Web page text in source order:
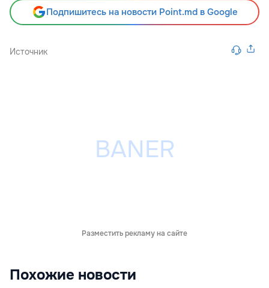
Подпишитесь на новости Point.md в Google
Источник
Разместить рекламу на сайте
Похожие новости